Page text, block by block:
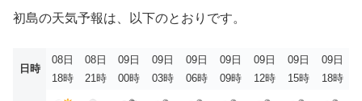
初島の天気予報は、以下のとおりです。
日時
08日
18時
08日
21時
09日
00時
09日
03時
09日
06時
09日
09時
09日
12時
09日
15時
09日
18時